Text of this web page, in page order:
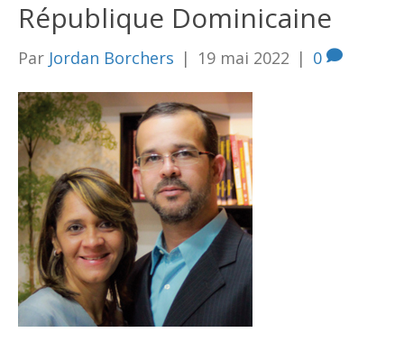
République Dominicaine
Par Jordan Borchers | 19 mai 2022 | 0